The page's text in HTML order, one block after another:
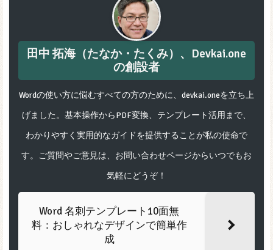
田中 拓海（たなか・たくみ）、Devkai.one
の創設者
Wordの使い方に悩むすべての方のために、devkai.oneを立ち上
げました。基本操作からPDF変換、テンプレート活用まで、
わかりやすく実用的なガイドを提供することが私の使命で
す。ご質問やご意見は、お問い合わせページからいつでもお
気軽にどうぞ！
Word 名刺テンプレート10面無
料：おしゃれなデザインで簡単作
成